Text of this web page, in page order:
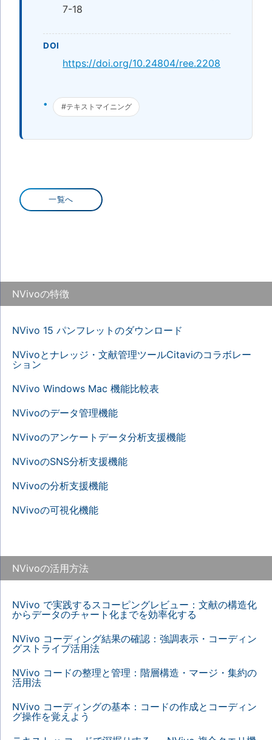
7-18
DOI
https://doi.org/10.24804/ree.2208
#テキストマイニング
一覧へ
NVivoの特徴
NVivo 15 パンフレットのダウンロード
NVivoとナレッジ・文献管理ツールCitaviのコラボレー
ション
NVivo Windows Mac 機能比較表
NVivoのデータ管理機能
NVivoのアンケートデータ分析支援機能
NVivoのSNS分析支援機能
NVivoの分析支援機能
NVivoの可視化機能
NVivoの活用方法
NVivo で実践するスコーピングレビュー：文献の構造化
からデータのチャート化までを効率化する
NVivo コーディング結果の確認：強調表示・コーディン
グストライプ活用法
NVivo コードの整理と管理：階層構造・マージ・集約の
活用法
NVivo コーディングの基本：コードの作成とコーディン
グ操作を覚えよう